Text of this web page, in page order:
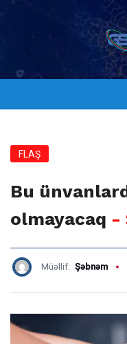
FLAŞ
Bu
olmayacaq -
Müəllif: Şəbnəm